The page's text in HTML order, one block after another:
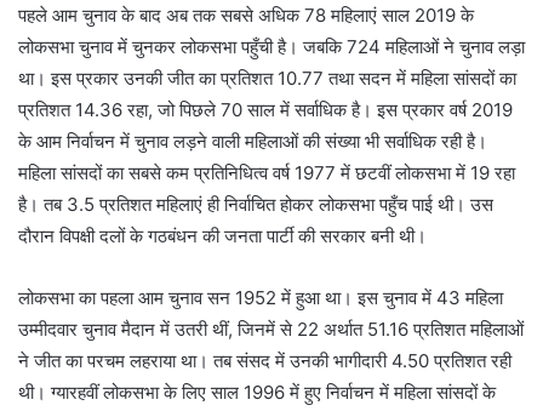
पहले आम चुनाव के बाद अब तक सबसे अधिक 78 महिलाएं साल 2019 के
लोकसभा चुनाव में चुनकर लोकसभा पहुँची है। जबकि 724 महिलाओं ने चुनाव लड़ा
था। इस प्रकार उनकी जीत का प्रतिशत 10.77 तथा सदन में महिला सांसदों का
प्रतिशत 14.36 रहा, जो पिछले 70 साल में सर्वाधिक है। इस प्रकार वर्ष 2019
के आम निर्वाचन में चुनाव लड़ने वाली महिलाओं की संख्या भी सर्वाधिक रही है।
महिला सांसदों का सबसे कम प्रतिनिधित्व वर्ष 1977 में छटवीं लोकसभा में 19 रहा
है। तब 3.5 प्रतिशत महिलाएं ही निर्वाचित होकर लोकसभा पहुँच पाई थी। उस
दौरान विपक्षी दलों के गठबंधन की जनता पार्टी की सरकार बनी थी।
लोकसभा का पहला आम चुनाव सन 1952 में हुआ था। इस चुनाव में 43 महिला
उम्मीदवार चुनाव मैदान में उतरी थीं, जिनमें से 22 अर्थात 51.16 प्रतिशत महिलाओं
ने जीत का परचम लहराया था। तब संसद में उनकी भागीदारी 4.50 प्रतिशत रही
थी। ग्यारहवीं लोकसभा के लिए साल 1996 में हुए निर्वाचन में महिला सांसदों के